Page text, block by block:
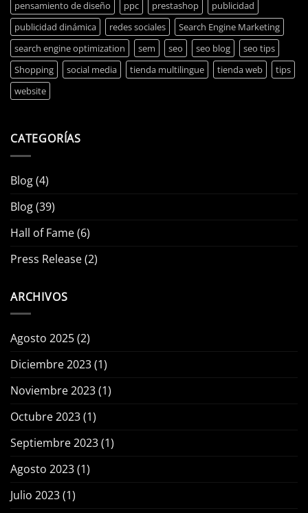
pensamiento de diseño ppc prestashop
publicidad
publicidad dinámica
redes sociales
Search Engine Marketing
search engine optimization
sem seo seo blog
seo tips
Shopping
social media tienda multilingue tienda web
tips
website
CATEGORÍAS
Blog(4)
Blog(39)
Hall of Fame(6)
Press Release(2)
ARCHIVOS
Agosto 2025(2)
Diciembre 2023(1)
Noviembre 2023(1)
Octubre 2023(1)
Septiembre 2023(1)
Agosto 2023(1)
Julio 2023(1)